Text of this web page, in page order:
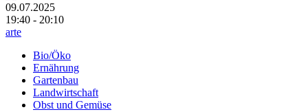
09.07.2025
19:40 - 20:10
arte
Bio/Öko
Ernährung
Gartenbau
Landwirtschaft
Obst und Gemüse